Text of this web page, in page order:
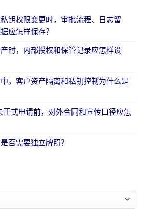
钥权限变更时，审批流程、日志留
应怎样保存？
时，内部授权和保管记录应怎样设
，客户资产隔离和私钥控制为什么是
正式申请前，对外合同和宣传口径应怎
否需要独立牌照？